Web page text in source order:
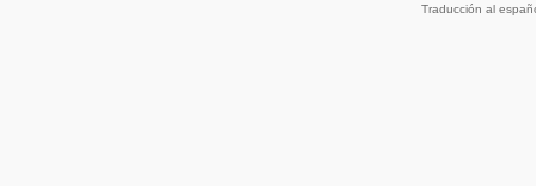
Traducción al